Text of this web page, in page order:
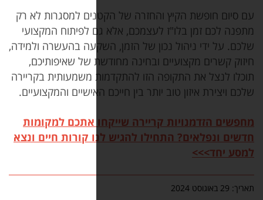
והחזרה של הקטנים למסגרות לא רק
לעצמכם, אלא גם לפיתוח המקצועי
נכון של הזמן, השקעה בהעשרה ולמידה,
ובחינה מחודשת של שאיפותיכם,
הזו להתקדמות משמעותית בקריירה
יותר בין חייכם האישיים והמקצועיים.
קריירה שייקחו אתכם למקומות
להגיש לנו קורות חיים ונצא